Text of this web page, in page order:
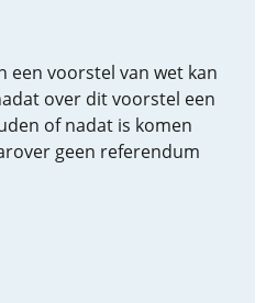
een voorstel van wet kan
over dit voorstel een
of nadat is komen
geen referendum